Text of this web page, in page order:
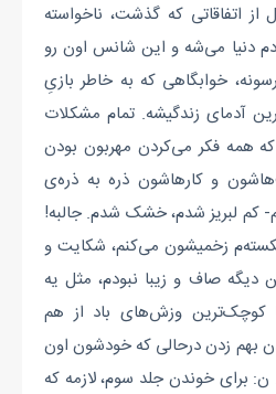
اتفاقاتی که گذشت، ناخواسته
دنیا می‌شه و این شانس اون رو
خوابگاهی که به خاطر بازیِ
آدمای زندگیشه. تمام مشکلات
همه فکر می‌کردن مهربون بودن
و کارهاشون ذره به ذره‌ی
لبریز شدم، خشک شدم. جالبه!
زخمیشون می‌کنم، شکایت و
صاف و زیبا نبودم، مثل یه
کوچک‌ترین وزش‌های باد از هم
بهم زدن درحالی که خودشون اون
برای خوندن جلد سوم، لازمه که